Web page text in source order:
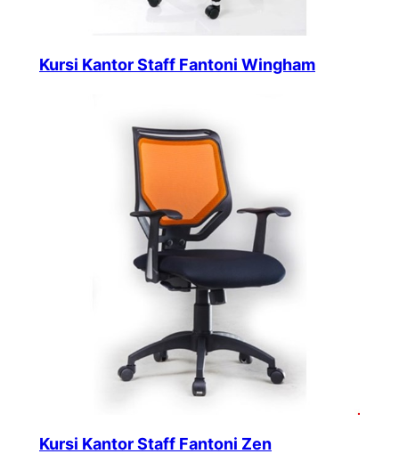
Kursi Kantor Staff Fantoni Wingham
Kursi Kantor Staff Fantoni Zen